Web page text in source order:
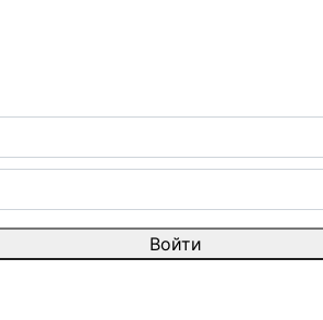
Войти